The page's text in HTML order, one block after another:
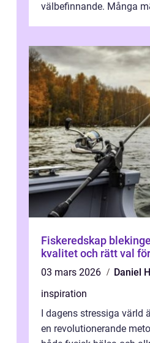
välbefinnande. Många
Fiskeredskap blekinge kunskap,
kvalitet och rätt val
03 mars 2026
Daniel
inspiration
I dagens stressiga värld
en revolutionerande